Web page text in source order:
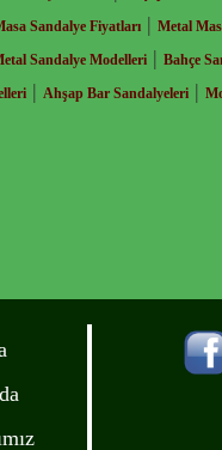
Sandalye Fiyatları | Metal
Sandalye Modelleri | Bahçe
| Ahşap Bar Sandalyeleri |